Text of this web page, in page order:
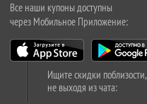
Все наши купоны доступны
через Мобильное Приложение:
Ищите скидки поблизости,
не выходя из чата: